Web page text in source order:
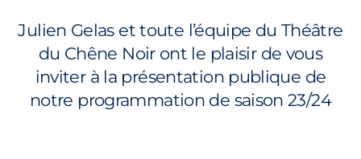
Julien Gelas et toute l’équipe du Théâtre
du Chêne Noir ont le plaisir de vous
inviter à la présentation publique de
notre programmation de saison 23/24